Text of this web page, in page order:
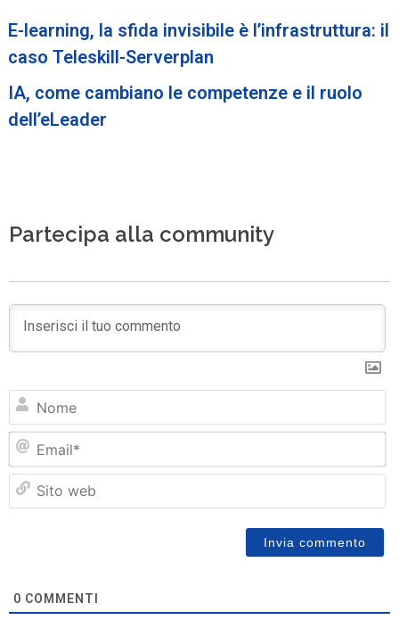
E-learning, la sfida invisibile è l’infrastruttura: il
caso Teleskill-Serverplan
IA, come cambiano le competenze e il ruolo
dell’eLeader
Partecipa alla community
0 COMMENTI